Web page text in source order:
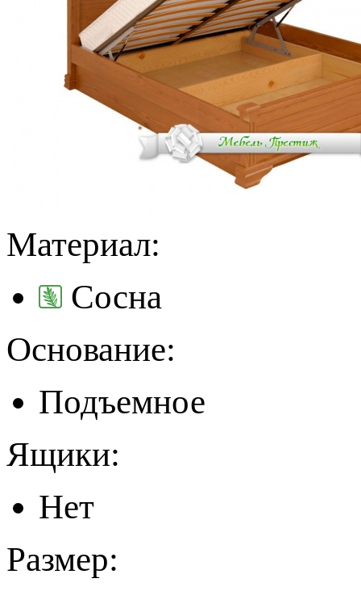
Материал:
Сосна
Основание:
Подъемное
Ящики:
Нет
Размер: